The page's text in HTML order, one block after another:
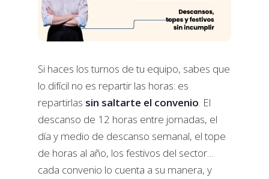
Si haces los turnos de tu equipo, sabes que
lo difícil no es repartir las horas: es
repartirlas sin saltarte el convenio. El
descanso de 12 horas entre jornadas, el
día y medio de descanso semanal, el tope
de horas al año, los festivos del sector…
cada convenio lo cuenta a su manera, y